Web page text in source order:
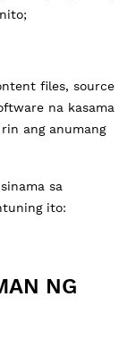
files, source
na kasama
ang anumang
sa
ito:
NG